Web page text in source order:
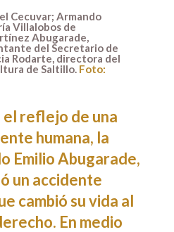
Cecuvar; Armando
Villalobos de
Abugarade,
del Secretario de
Rodarte, directora del
de Saltillo. Foto:
el reflejo de una
humana, la
Emilio Abugarade,
un accidente
cambió su vida al
En medio